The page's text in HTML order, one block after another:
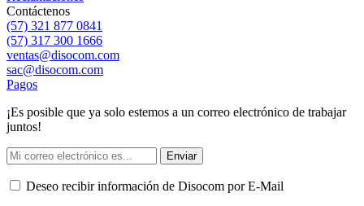
Contáctenos
(57) 321 877 0841
(57) 317 300 1666
ventas@disocom.com
sac@disocom.com
Pagos
¡Es posible que ya solo estemos a un correo electrónico de trabajar
juntos!
Enviar
Deseo recibir información de Disocom por E-Mail